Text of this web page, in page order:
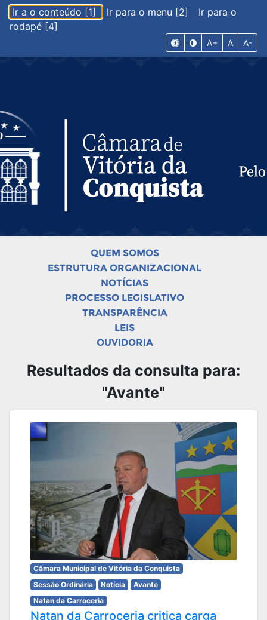
Ir a o conteúdo [1] Ir para o menu [2]
Ir para o
rodapé [4]
A+ A A-
QUEM SOMOS
ESTRUTURA ORGANIZACIONAL
NOTÍCIAS
PROCESSO LEGISLATIVO
TRANSPARÊNCIA
LEIS
OUVIDORIA
Resultados da consulta para:
"Avante"
Câmara Municipal de Vitória da Conquista
Sessão Ordinária
Notícia
Avante
Natan da Carroceria
Natan da Carroceria critica carga